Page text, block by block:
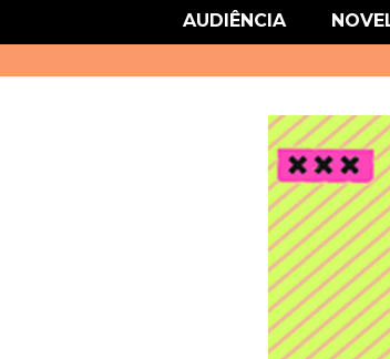
link href='http://fonts.googleapis.com/
AUDIÊNCIA